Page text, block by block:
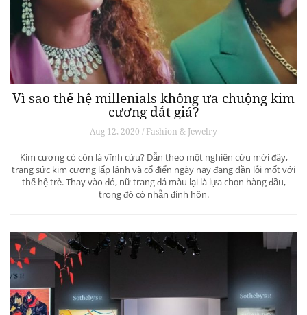
Vì sao thế hệ millenials không ưa chuộng kim
cương đắt giá?
Aug 12, 2020 / Fashion & Jewelry
Kim cương có còn là vĩnh cửu? Dẫn theo một nghiên cứu mới đây,
trang sức kim cương lấp lánh và cổ điển ngày nay đang dần lỗi mốt với
thế hệ trẻ. Thay vào đó, nữ trang đá màu lại là lựa chọn hàng đầu,
trong đó có nhẫn đính hôn.